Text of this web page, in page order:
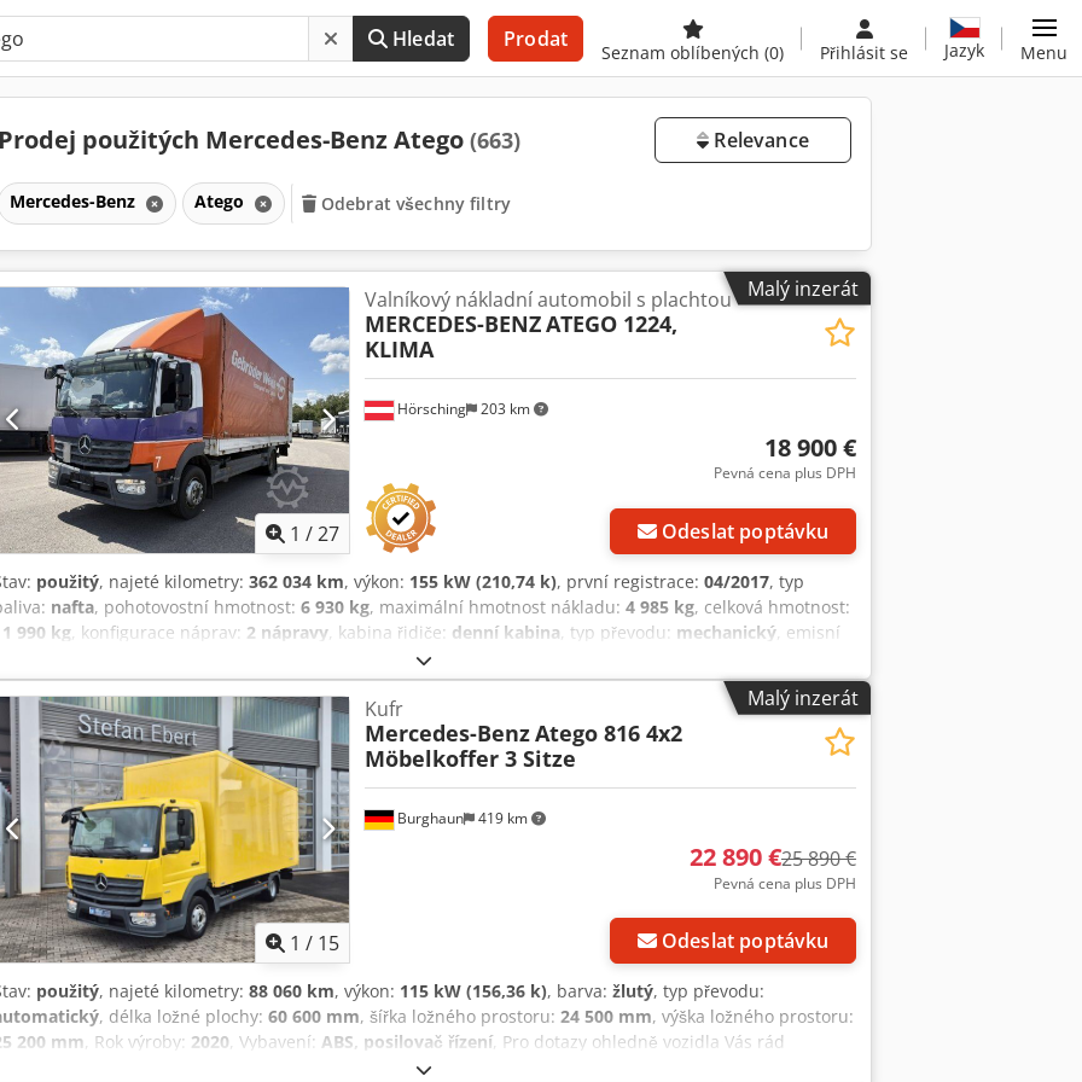
Hledat Prodat
Seznam oblíbených (0) Přihlásit se Jazyk Menu
použitých Mercedes-Benz Atego (663) Relevance
Mercedes-Benz Atego Odebrat všechny filtry
Malý inzerát
1 /27
Hörsching 203 km
Valníkový nákladní automobil s plachtou
MERCEDES-BENZATEGO 1224,
KLIMA
18 900 €
Pevná cena plus DPH
Odeslat poptávku
použitý, najeté kilometry: 362 034 km, výkon: 155 kW (210,74 k), první registrace: 04/2017, typ
nafta, pohotovostní hmotnost: 6 930 kg, maximální hmotnost nákladu: 4 985 kg, celková hmotnost:
990 kg, konfigurace náprav: 2 nápravy, kabina řidiče: denní kabina, typ převodu: mechanický, emisní
2 550 mm
060 mm, délka ložné plochy:7 200 mm, šířka ložného prostoru:2 480 mm, výška ložného prostoru:
400 mm, Vybavení:
ABS, centrální zamykání, imobilizační systém, klimatizace, pneumatická brzda,
nákladního vozidla, spojler, tempomat, | Mercedes Atego | Rozměry ložné plochy: délka 7,20
šířka 2,48 m, výška 2,40 m | 18 palet. | Výbava: dvounápravové podvozkí 4×2, klimatizace, tempomat |
ASR, palubní počítač, centrální zamykání, elektrická okna | Tažné zařízení. | Chyby, změny a
prodej vyhrazeny. Djdpfx Aoznb T Eof Dskr
Malý inzerát
1 / 15
Burghaun 419 km
Kufr
Mercedes-BenzAtego 816 4x2
Möbelkoffer 3 Sitze
22 890 €25 890 €
Pevná cena plus DPH
Odeslat poptávku
použitý, najeté kilometry: 88 060 km, výkon: 115 kW (156,36 k), barva: žlutý, typ převodu:
, délka ložné plochy: 60 600 mm, šířka ložného prostoru: 24 500 mm, výška ložného prostoru:
200 mm, Rok výroby: 2020, Vybavení: ABS, posilovač řízení, Pro dotazy ohledně vozidla Vás rád
pan Seidel (na tel. čísle ...). Mercedes-Benz Axor 816 4x2 skříňový vůz na stěhování A1M přední